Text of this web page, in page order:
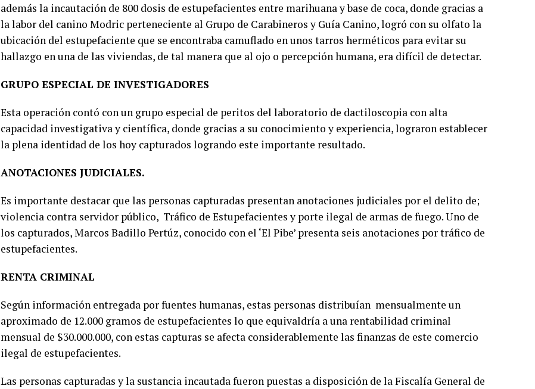
además la incautación de 800 dosis de estupefacientes entre marihuana y base de coca, donde gracias a
la labor del canino Modric perteneciente al Grupo de Carabineros y Guía Canino, logró con su olfato la
ubicación del estupefaciente que se encontraba camuflado en unos tarros herméticos para evitar su
hallazgo en una de las viviendas, de tal manera que al ojo o percepción humana, era difícil de detectar.
GRUPO ESPECIAL DE INVESTIGADORES
Esta operación contó con un grupo especial de peritos del laboratorio de dactiloscopia con alta
capacidad investigativa y científica, donde gracias a su conocimiento y experiencia, lograron establecer
la plena identidad de los hoy capturados logrando este importante resultado.
ANOTACIONES JUDICIALES.
Es importante destacar que las personas capturadas presentan anotaciones judiciales por el delito de;
violencia contra servidor público, Tráfico de Estupefacientes y porte ilegal de armas de fuego. Uno de
los capturados, Marcos Badillo Pertúz, conocido con el ‘El Pibe’ presenta seis anotaciones por tráfico de
estupefacientes.
RENTA CRIMINAL
Según información entregada por fuentes humanas, estas personas distribuían mensualmente un
aproximado de 12.000 gramos de estupefacientes lo que equivaldría a una rentabilidad criminal
mensual de $30.000.000, con estas capturas se afecta considerablemente las finanzas de este comercio
ilegal de estupefacientes.
Las personas capturadas y la sustancia incautada fueron puestas a disposición de la Fiscalía General de